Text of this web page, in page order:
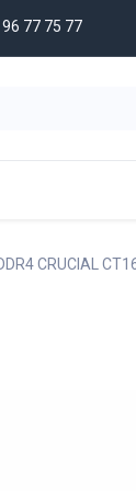
77 75 77
CRUCIAL